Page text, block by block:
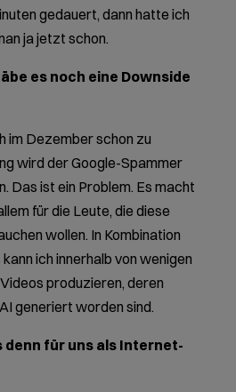
gedauert, dann hatte ich
ja jetzt schon.
es noch eine Downside
im Dezember schon zu
wird der Google-Spammer
Das ist ein Problem. Es macht
für die Leute, die diese
wollen. In Kombination
ich innerhalb von wenigen
produzieren, deren
generiert worden sind.
denn für uns als Internet-